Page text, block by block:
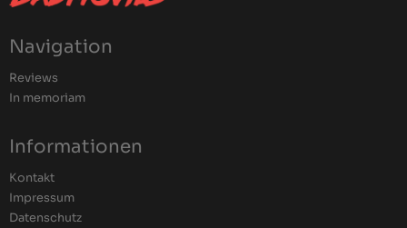
Navigation
Reviews
In memoriam
Informationen
Kontakt
Impressum
Datenschutz